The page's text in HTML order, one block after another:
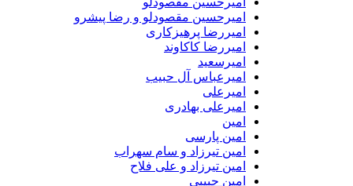
امیرحسین مقصودلو و رضا پیشرو
امیررضا پرهیزکاری
امیررضا کاکاوند
امیرسعید
امیرعباس آل حبیب
امیرعلی
امیرعلی بهادری
امین
امین پارسی
امین تیرزاد و سام سهراب
امین تیرزاد و علی فلاح
امین حبیبی